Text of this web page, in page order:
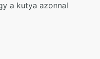
a kutya azonnal